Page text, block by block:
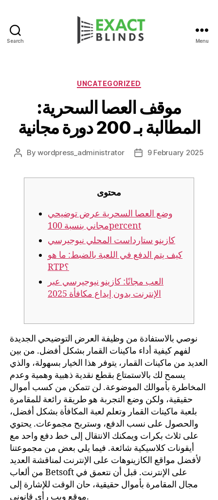
Search Menu
Categories
UNCATEGORIZED
موقف العصا السحرية:
المطالبة بـ 200 دورة مجانية
PostBywordpress_administrator
Post9 February 2025
محتوى
وضع العصا السحرية عرض توضيحي
مجاني بنسبة 100percent
كازينو ستارداست المحلي نيوجيرسي
كيف يتم الدفع في اللعبة بالضبط: ما هو
RTP؟
العب مجانًا: كازينو نيوجيرسي عبر
الإنترنت بدون إيداع مكافأة 2025
نوصي بالاستفادة من وظيفة العرض التوضيحي الجديدة
لفهم كيفية أداء ماكينات القمار بشكل أفضل. من بين
العديد من ماكينات القمار، يتوفر هذا الخيار بسهولة، والذي
يسمح لك بالاستمتاع بقطع نقدية ذهبية وهمية وعدم
المخاطرة بأموالك الموضوعة. لن تتمكن من كسب أموال
حقيقية، ولكن وضع التجربة هو طريقة رائعة للمقامرة
بلعبة ماكينات القمار وتعلم لعبة المكافأة بشكل أفضل،
والحصول على نسب الدفع، وستربح مجموعات. يحتوي
على ثلاث بكرات ويمكنك الانتقال إلى خط دفع واحد مع
أيقونات كلاسيكية شائعة. فيما يلي بعض من مجموعتنا
لأفضل مواقع الكازينوهات على الإنترنت لمناقشة العديد
من ألعاب Betsoft على الإنترنت. قبل أن نتعمق في
مجال المقامرة بأموال حقيقية، حان الوقت للإشارة إلى
موقع ويب رأي قانوني.